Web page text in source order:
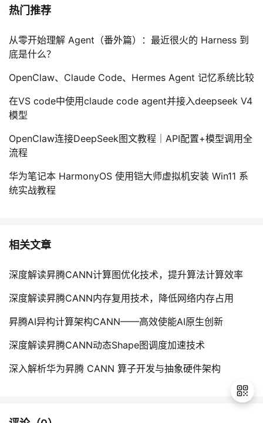
热门推荐
从零开始理解 Agent（番外篇）：最近很火的 Harness 到
底是什么？
OpenClaw、Claude Code、Hermes Agent 记忆系统比较
在VS code中使用claude code agent并接入deepseek V4
模型
OpenClaw连接DeepSeek图文教程｜API配置+模型调用全
流程
华为笔记本 HarmonyOS 使用铠大师虚拟机安装 Win11 系
统实战教程
相关文章
深度解读昇腾CANN计算图优化技术，提升算法计算效率
深度解读昇腾CANN内存复用技术，降低网络内存占用
昇腾AI异构计算架构CANN——高效使能AI原生创新
深度解读昇腾CANN动态Shape图调度加速技术
深入解析华为昇腾 CANN 算子开发与抽象硬件架构